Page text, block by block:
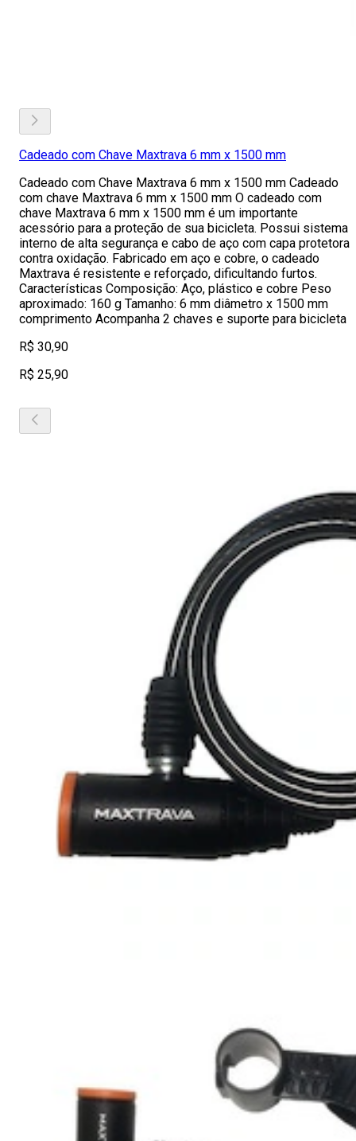
Cadeado com Chave Maxtrava 6 mm x 1500 mm
Cadeado com Chave Maxtrava 6 mm x 1500 mm Cadeado
com chave Maxtrava 6 mm x 1500 mm O cadeado com
chave Maxtrava 6 mm x 1500 mm é um importante
acessório para a proteção de sua bicicleta. Possui sistema
interno de alta segurança e cabo de aço com capa protetora
contra oxidação. Fabricado em aço e cobre, o cadeado
Maxtrava é resistente e reforçado, dificultando furtos.
Características Composição: Aço, plástico e cobre Peso
aproximado: 160 g Tamanho: 6 mm diâmetro x 1500 mm
comprimento Acompanha 2 chaves e suporte para bicicleta
R$ 30,90
R$ 25,90